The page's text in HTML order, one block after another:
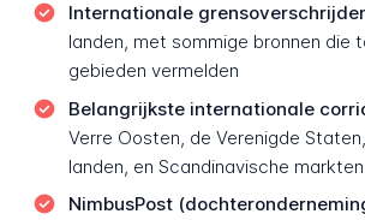
Internationale
landen, met sommige bronnen die
gebieden vermelden
Belangrijkste internationale
Verre Oosten, de Verenigde
landen, en Scandinavische markten
NimbusPost